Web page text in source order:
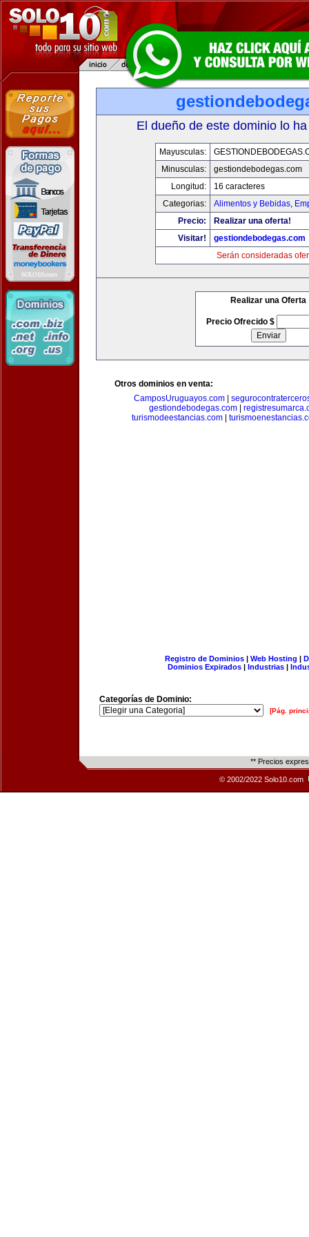
El dueño de este dominio lo
Mayusculas:
Minusculas:
gestiondebodegas.com
Longitud:
16 caracteres
Categorias:
Alimentos y Bebidas,
Precio:
Realizar una oferta!
Visitar!
gestiondebodegas.com
Serán consideradas
Realizar una Oferta
Precio Ofrecido $
Otros dominios en venta:
CamposUruguayos.com|
gestiondebodegas.com|
turismodeestancias.com
Registro de Dominios| Web Hosting |
Dominios Expirados | Industrias |
Categorías de Dominio:
[Pág.
** Precios
© 2002/2022 Solo10.com